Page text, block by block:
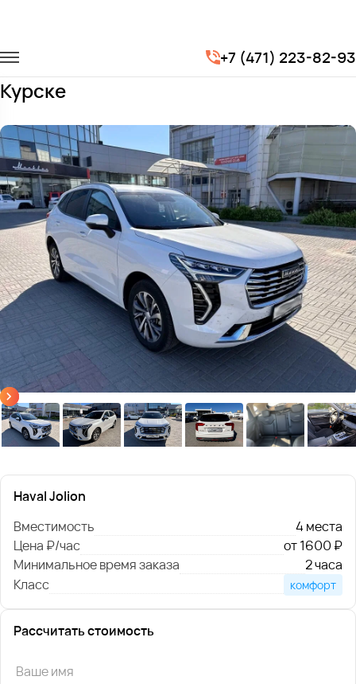
+7 (471) 223-82-93
Легковые автомобили
Заказать Haval Jolion с водителем в
Курске
Haval Jolion
Вместимость
4 места
Цена ₽/час
от 1600 ₽
Минимальное время заказа
2 часа
Класс
комфорт
Рассчитать стоимость